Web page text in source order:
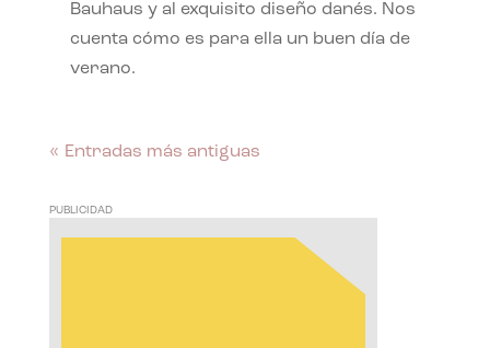
Bauhaus y al exquisito diseño danés. Nos
cuenta cómo es para ella un buen día de
verano.
« Entradas más antiguas
PUBLICIDAD